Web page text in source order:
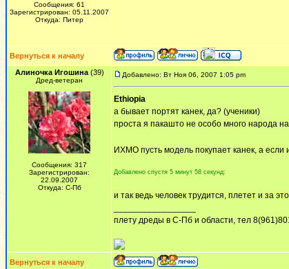
Сообщения: 61
Зарегистрирован: 05.11.2007
Откуда: Питер
Вернуться к началу
Алиночка Игошина(39)
Дред-ветеран
Сообщения: 317
Зарегистрирован:
22.09.2007
Откуда: С-Пб
Добавлено: Вт Ноя 06, 2007 1:05 pm
Ethiopia
а бывает портят канек, да? (ученики)
проста я пакашто не особо много народа
ИХМО пусть модель покупает канек, а если
Добавлено спустя 5 минут 58 секунд:
и так ведь человек трудится, плетет и за
плету дреды в С-Пб и области, тел
Вернуться к началу